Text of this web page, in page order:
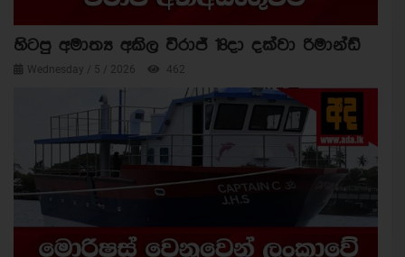
හිටපු අමාත්‍ය අකිල විරාජ් 18දා දක්වා රිමාන්ඩ්
Wednesday / 5 / 2026 462